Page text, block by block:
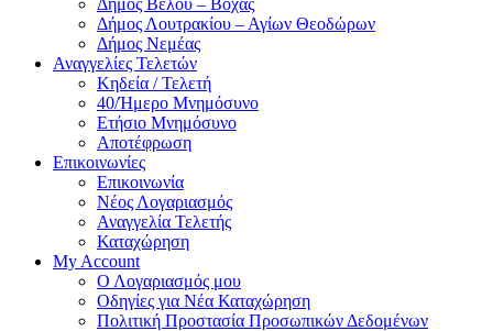
Δήμος Βέλου – Βόχας
Δήμος Λουτρακίου – Αγίων Θεοδώρων
Δήμος Νεμέας
Αναγγελίες Τελετών
Κηδεία / Τελετή
40/Ήμερο Μνημόσυνο
Ετήσιο Μνημόσυνο
Αποτέφρωση
Επικοινωνίες
Επικοινωνία
Νέος Λογαριασμός
Αναγγελία Τελετής
Καταχώρηση
My Account
Ο Λογαριασμός μου
Οδηγίες για Νέα Καταχώρηση
Πολιτική Προστασία Προσωπικών Δεδομένων